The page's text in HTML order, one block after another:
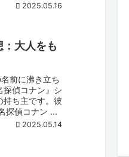
2025.05.16
：大人をも
前に沸き立ち
探偵コナン』シ
持ち主です。彼
探偵コナン ゼ
2025.05.14